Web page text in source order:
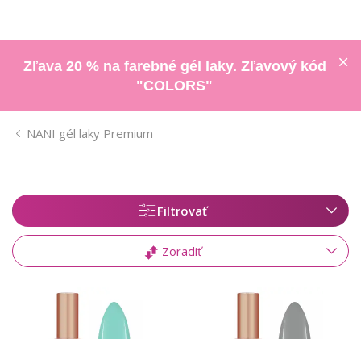
Zľava 20 % na farebné gél laky. Zľavový kód
"COLORS"
NANI gél laky Premium
Filtrovať
Zoradiť